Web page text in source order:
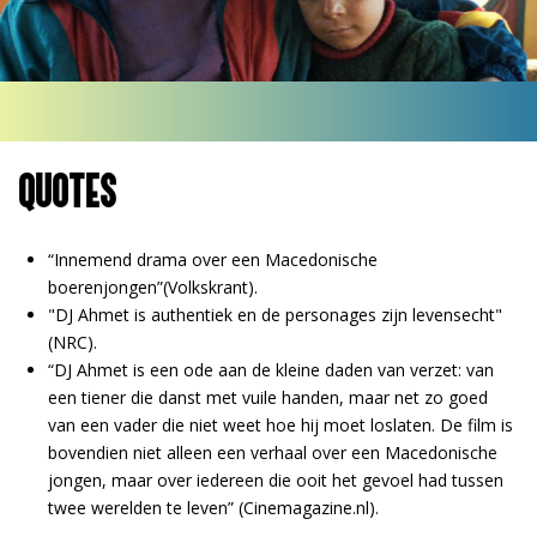
QUOTES
“Innemend drama over een Macedonische
boerenjongen”(Volkskrant).
"DJ Ahmet is authentiek en de personages zijn levensecht"
(NRC).
“DJ Ahmet is een ode aan de kleine daden van verzet: van
een tiener die danst met vuile handen, maar net zo goed
van een vader die niet weet hoe hij moet loslaten. De film is
bovendien niet alleen een verhaal over een Macedonische
jongen, maar over iedereen die ooit het gevoel had tussen
twee werelden te leven” (Cinemagazine.nl).